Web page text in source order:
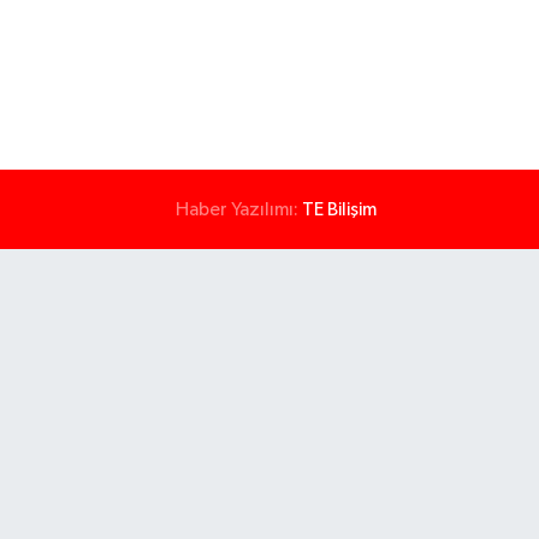
Haber Yazılımı: TE Bilişim